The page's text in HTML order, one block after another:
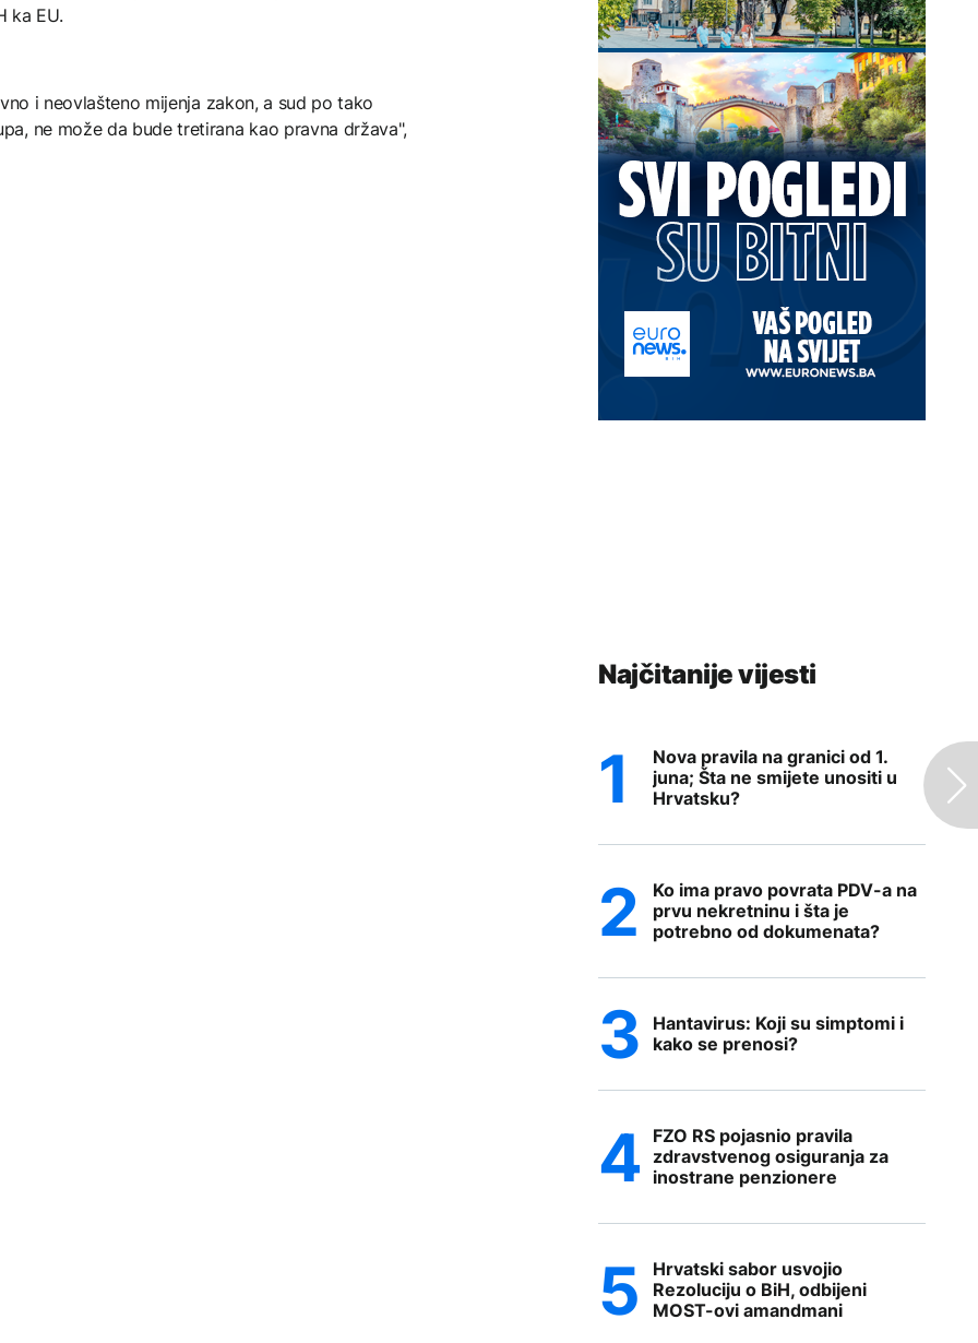
ka EU.
i neovlašteno mijenja zakon, a sud po tako
ne može da bude tretirana kao pravna država",
Najčitanije vijesti
Nova pravila na granici od 1.
juna; Šta ne smijete unositi u
Hrvatsku?
Ko ima pravo povrata PDV-a na
prvu nekretninu i šta je
potrebno od dokumenata?
Hantavirus: Koji su simptomi i
kako se prenosi?
FZO RS pojasnio pravila
zdravstvenog osiguranja za
inostrane penzionere
Hrvatski sabor usvojio
Rezoluciju o BiH, odbijeni
MOST-ovi amandmani